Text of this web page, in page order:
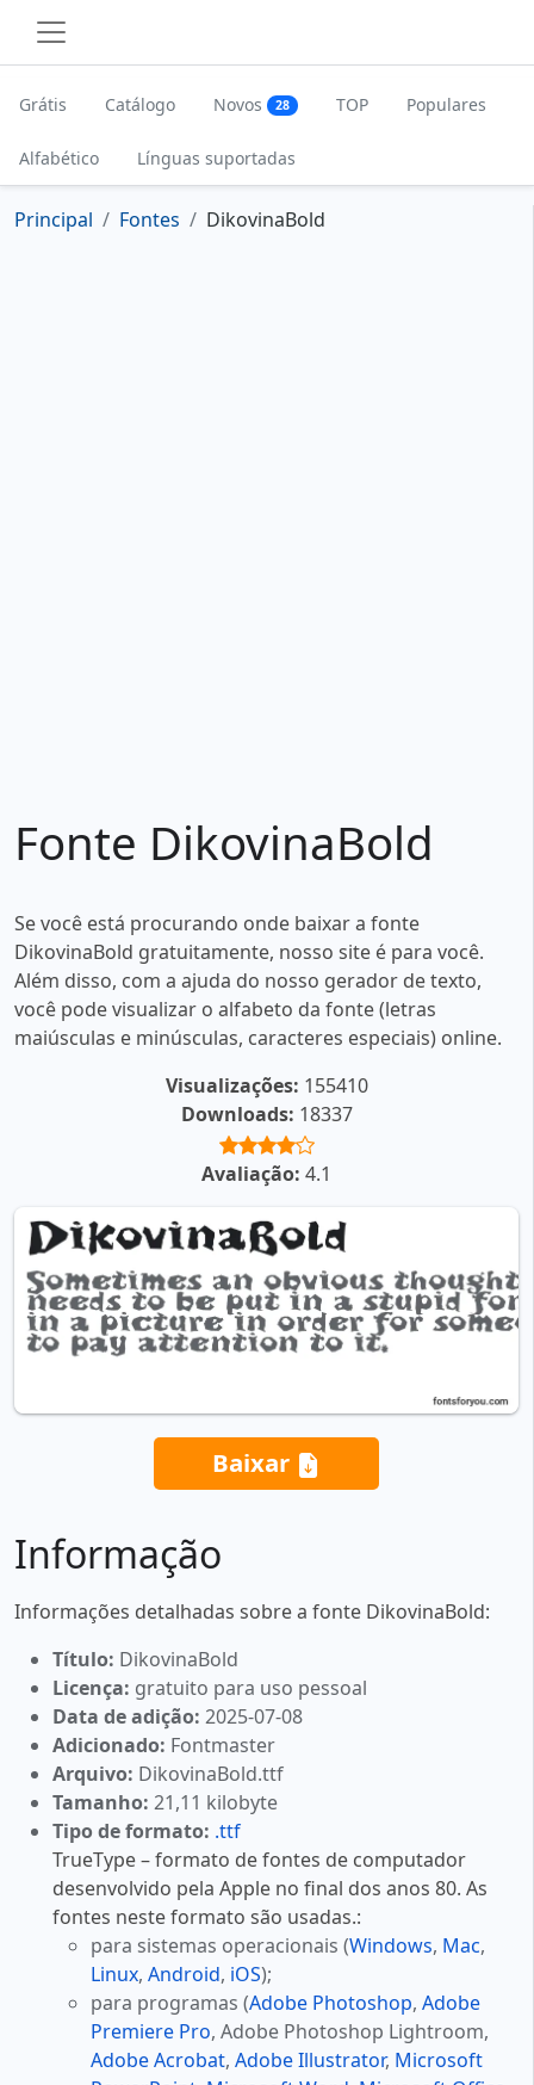
Grátis Catálogo Novos 28 TOP Populares
Alfabético Línguas suportadas
Principal Fontes DikovinaBold
Fonte DikovinaBold
Se você está procurando onde baixar a fonte
DikovinaBold gratuitamente, nosso site é para você.
Além disso, com a ajuda do nosso gerador de texto,
você pode visualizar o alfabeto da fonte (letras
maiúsculas e minúsculas, caracteres especiais) online.
Visualizações: 155410
Downloads: 18337
Avaliação: 4.1
Baixar
Informação
Informações detalhadas sobre a fonte DikovinaBold:
Título: DikovinaBold
Licença: gratuito para uso pessoal
Data de adição: 2025-07-08
Adicionado: Fontmaster
Arquivo: DikovinaBold.ttf
Tamanho: 21,11 kilobyte
Tipo de formato: .ttf
TrueType – formato de fontes de computador
desenvolvido pela Apple no final dos anos 80. As
fontes neste formato são usadas.:
para sistemas operacionais (Windows, Mac,
Linux, Android, iOS);
para programas (Adobe Photoshop, Adobe
Premiere Pro, Adobe Photoshop Lightroom,
Adobe Acrobat, Adobe Illustrator, Microsoft